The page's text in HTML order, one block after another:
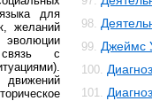
для
желаний
связь с
98.
99. Джеймс
100. Диагноз
101.